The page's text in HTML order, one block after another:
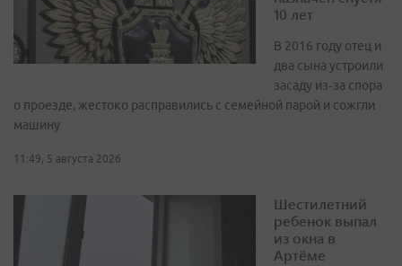
10 лет
В 2016 году отец и
два сына устроили
засаду из‑за спора
о проезде, жестоко расправились с семейной парой и сожгли
машину
11:49, 5 августа 2026
Шестилетний
ребенок выпал
из окна в
Артёме